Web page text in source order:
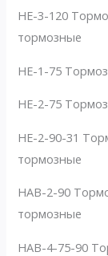
HE-3-120
тормозные
HE-1-75
HE-2-75
HE-2-90-31
тормозные
HAB-2-90
тормозные
HAB-4-75-90